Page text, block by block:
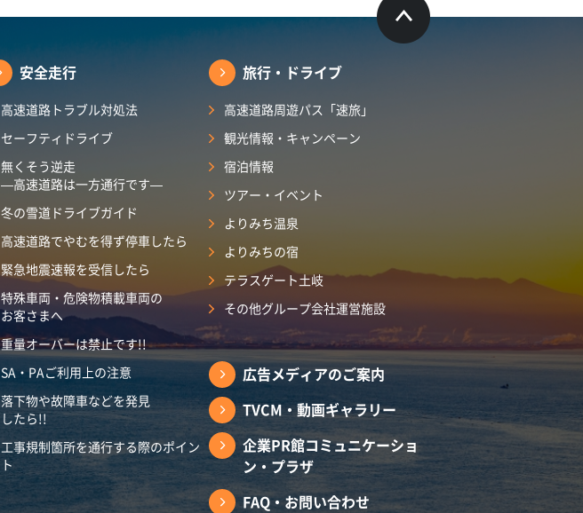
安全走行
高速道路トラブル対処法
セーフティドライブ
無くそう逆走
―高速道路は一方通行です―
冬の雪道ドライブガイド
高速道路でやむを得ず停車したら
緊急地震速報を受信したら
特殊車両・危険物積載車両の
お客さまへ
重量オーバーは禁止です!!
SA・PAご利用上の注意
落下物や故障車などを発見
したら!!
工事規制箇所を通行する際のポイン
ト
旅行・ドライブ
高速道路周遊パス「速旅」
観光情報・キャンペーン
宿泊情報
ツアー・イベント
よりみち温泉
よりみちの宿
テラスゲート土岐
その他グループ会社運営施設
広告メディアのご案内
TVCM・動画ギャラリー
企業PR館コミュニケーショ
ン・プラザ
FAQ・お問い合わせ